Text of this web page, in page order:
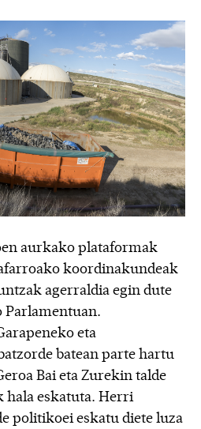
aurkako plataformak
koordinakundeak
agerraldia egin dute
Parlamentuan.
eta
batean parte hartu
Bai eta Zurekin talde
hala eskatuta. Herri
politikoei eskatu diete luza